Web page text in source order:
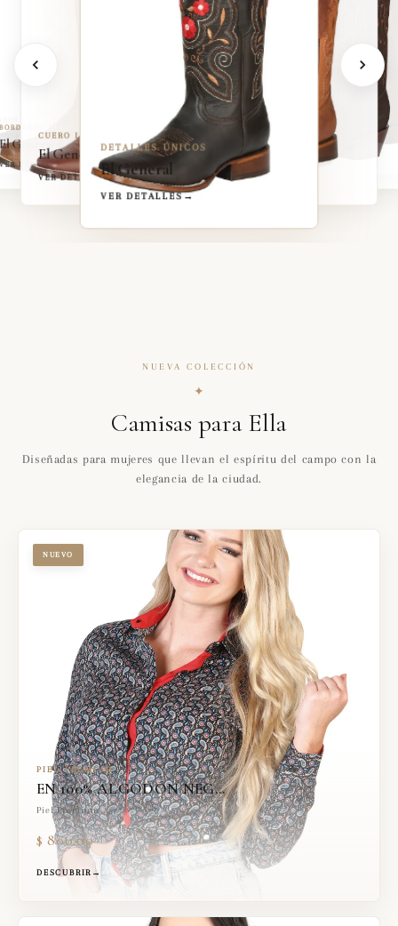
Rodeo
→
FLORALES
General Rodeo Co...
DETALLES→
CUERO LIBRE
El General Rodeo
VER DETALLES→
DETALLES ÚNICOS
El General
VER DETALLES→
PIEL PREMIUM
El General
VER DETALLES→
El General Rodeo
→
PIEL PREMIUM
El General Rodeo
NUEVA COLECCIÓN
✦
Camisas para Ella
Diseñadas para mujeres que llevan el espíritu del campo con la
elegancia de la ciudad.
NUEVO
PIEL PREMIUM
EN 100% ALGODÓN NEG...
Piel Premium
$ 800.00
DESCUBRIR →